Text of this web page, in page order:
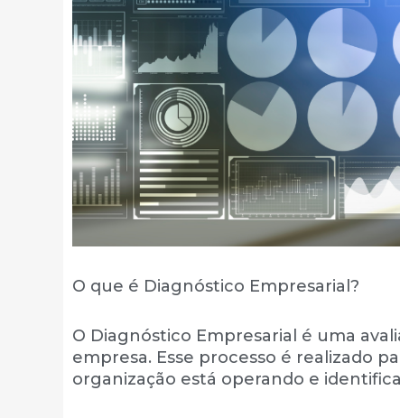
O que é Diagnóstico Empresarial?
O Diagnóstico Empresarial é uma
empresa. Esse processo é realizado
organização está operando e